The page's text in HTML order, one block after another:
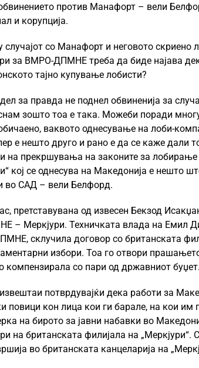
против Манафорт – вели
и корупција.
со Манафорт и неговото скриено
за ВМРО-ДПМНЕ треба да биде најава
тајно купување лобисти?
за правда не поднел обвиненија за
зошто тоа е така. Можеби поради
ваквото однесување на лоби-
е нешто друго и рано е да се каже дали
на прекршувања на законите за лобирање
кој се однесува на Македонија е нешто
во САД – вели Белфорд.
претставувана од извесен Бекзод
– Меркјури. Техничката влада на Емил
склучила договор со британската
избори. Тоа го отвори
компензирала со пари од државниот буџет.
извештаи потврдувајќи дека работи за
повици кон лица кои ги барале, на кои им
на бирото за јавни набавки во
на британската филијала на
во британската канцеларија на